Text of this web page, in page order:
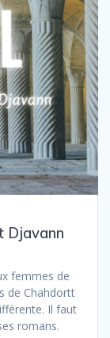
Djavann
femmes de
de Chahdortt
Il faut
romans.